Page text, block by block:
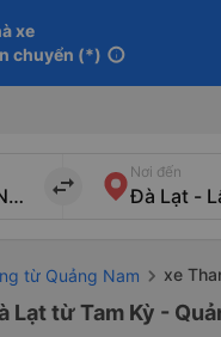
xe
chuyển (*) info
import_export
Nơi đến
từ Quảng Nam xe
Lạt từ Tam Kỳ -